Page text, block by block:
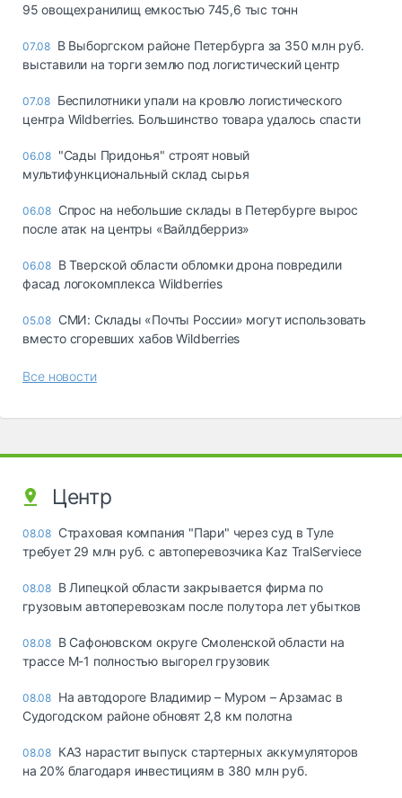
95 овощехранилищ емкостью 745,6 тыс тонн
07.08 В Выборгском районе Петербурга за 350 млн руб.
выставили на торги землю под логистический центр
07.08 Беспилотники упали на кровлю логистического
центра Wildberries. Большинство товара удалось спасти
06.08 "Сады Придонья" строят новый
мультифункциональный склад сырья
06.08 Спрос на небольшие склады в Петербурге вырос
после атак на центры «Вайлдберриз»
06.08 В Тверской области обломки дрона повредили
фасад логокомплекса Wildberries
05.08 СМИ: Склады «Почты России» могут использовать
вместо сгоревших хабов Wildberries
Все новости
Центр
08.08 Страховая компания "Пари" через суд в Туле
требует 29 млн руб. с автоперевозчика Kaz TralServiece
08.08 В Липецкой области закрывается фирма по
грузовым автоперевозкам после полутора лет убытков
08.08 В Сафоновском округе Смоленской области на
трассе М-1 полностью выгорел грузовик
08.08 На автодороге Владимир – Муром – Арзамас в
Судогодском районе обновят 2,8 км полотна
08.08 КАЗ нарастит выпуск стартерных аккумуляторов
на 20% благодаря инвестициям в 380 млн руб.